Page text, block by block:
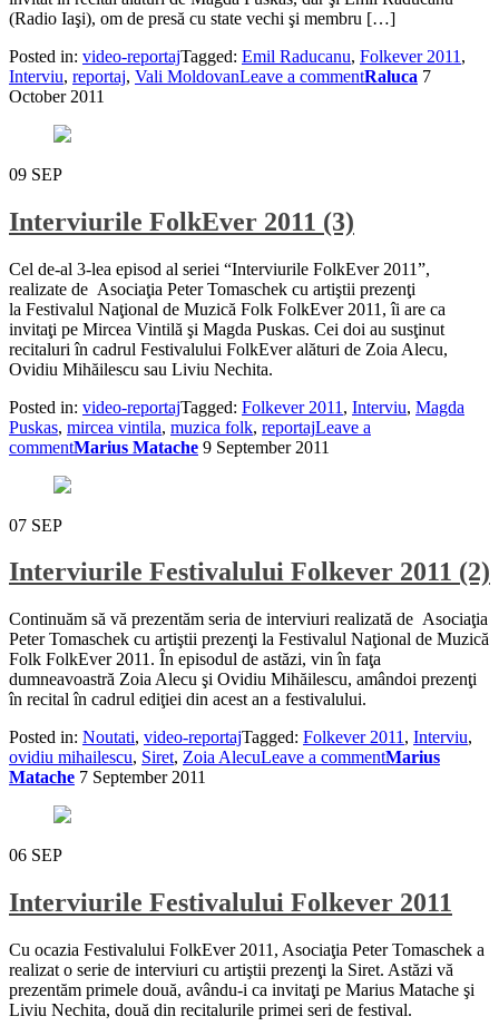
(Radio Iaşi), om de presă cu state vechi şi membru […]
Posted in: video-reportajTagged: Emil Raducanu, Folkever 2011 ,
Interviu, reportaj, Vali MoldovanLeave a commentRaluca 7
October 2011
09 SEP
Interviurile FolkEver 2011 (3)
Cel de-al 3-lea episod al seriei “Interviurile FolkEver 2011”,
realizate de Asociaţia Peter Tomaschek cu artiştii prezenţi
la Festivalul Naţional de Muzică Folk FolkEver 2011, îi are ca
invitaţi pe Mircea Vintilă şi Magda Puskas. Cei doi au susţinut
recitaluri în cadrul Festivalului FolkEver alături de Zoia Alecu,
Ovidiu Mihăilescu sau Liviu Nechita.
Posted in: video-reportajTagged: Folkever 2011 , Interviu, Magda
Puskas, mircea vintila, muzica folk, reportajLeave a
commentMarius Matache 9 September 2011
07 SEP
Interviurile Festivalului Folkever 2011 (2)
Continuăm să vă prezentăm seria de interviuri realizată de Asociaţia
Peter Tomaschek cu artiştii prezenţi la Festivalul Naţional de Muzică
Folk FolkEver 2011. În episodul de astăzi, vin în faţa
dumneavoastră Zoia Alecu şi Ovidiu Mihăilescu, amândoi prezenţi
în recital în cadrul ediţiei din acest an a festivalului.
Posted in: Noutati, video-reportajTagged: Folkever 2011 , Interviu,
ovidiu mihailescu, Siret, Zoia AlecuLeave a commentMarius
Matache 7 September 2011
06 SEP
Interviurile Festivalului Folkever 2011
Cu ocazia Festivalului FolkEver 2011, Asociaţia Peter Tomaschek a
realizat o serie de interviuri cu artiştii prezenţi la Siret. Astăzi vă
prezentăm primele două, avându-i ca invitaţi pe Marius Matache şi
Liviu Nechita, două din recitalurile primei seri de festival.